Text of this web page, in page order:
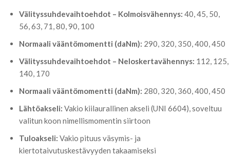
Välityssuhdevaihtoehdot – Kolmoisvähennys: 40, 45, 50,
56, 63, 71, 80, 90, 100
Normaali vääntömomentti (daNm): 290, 320, 350, 400, 450
Välityssuhdevaihtoehdot – Neloskertavähennys: 112, 125,
140, 170
Normaali vääntömomentti (daNm): 280, 320, 360, 400, 450
Lähtöakseli: Vakio kiilaurallinen akseli (UNI 6604), soveltuu
valitun koon nimellismomentin siirtoon
Tuloakseli: Vakio pituus väsymis- ja
kiertotaivutuskestävyyden takaamiseksi